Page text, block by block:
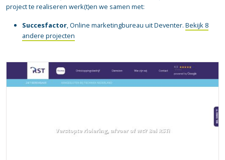
project te realiseren werk(t)en we samen met:
Succesfactor, Online marketingbureau uit Deventer. Bekijk 8
andere projecten